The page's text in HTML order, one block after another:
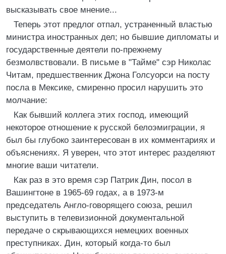
высказывать свое мнение...
Теперь этот предлог отпал, устраненный властью
министра иностранных дел; но бывшие дипломаты и
государственные деятели по-прежнему
безмолвствовали. В письме в "Тайме" сэр Николас
Читам, предшественник Джона Голсуорси на посту
посла в Мексике, смиренно просил нарушить это
молчание:
Как бывший коллега этих господ, имеющий
некоторое отношение к русской белоэмиграции, я
был бы глубоко заинтересован в их комментариях и
объяснениях. Я уверен, что этот интерес разделяют
многие ваши читатели.
Как раз в это время сэр Патрик Дин, посол в
Вашингтоне в 1965-69 годах, а в 1973-м
председатель Англо-говорящего союза, решил
выступить в телевизионной документальной
передаче о скрывающихся немецких военных
преступниках. Дин, который когда-то был